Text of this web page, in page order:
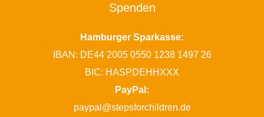
Spenden
Hamburger Sparkasse:
IBAN: DE44 2005 0550 1238 1497 26
BIC: HASPDEHHXXX
PayPal:
paypal@stepsforchildren.de